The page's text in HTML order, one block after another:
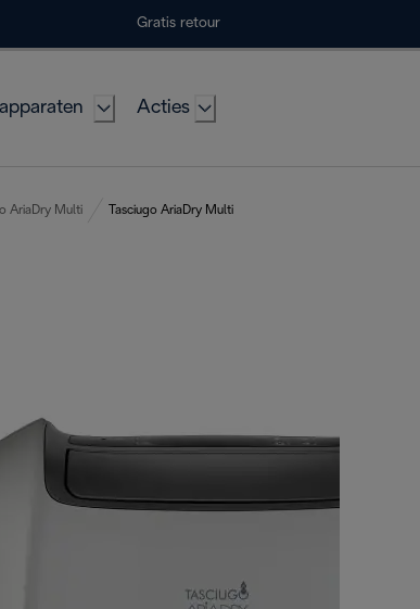
Gratis retour
Acties
AriaDry Multi Tasciugo AriaDry Multi